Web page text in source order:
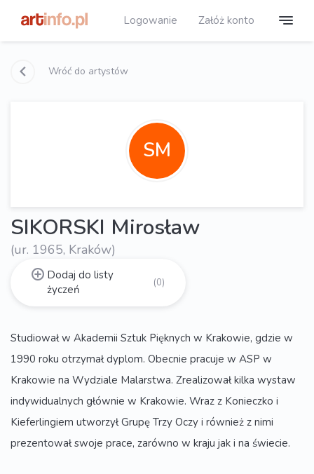
Logowanie Załóż konto
Wróć do artystów
SM
SIKORSKI Mirosław
(ur. 1965, Kraków)
Dodaj do listy
życzeń
(0)
Studiował w Akademii Sztuk Pięknych w Krakowie, gdzie w
1990 roku otrzymał dyplom. Obecnie pracuje w ASP w
Krakowie na Wydziale Malarstwa. Zrealizował kilka wystaw
indywidualnych głównie w Krakowie. Wraz z Konieczko i
Kieferlingiem utworzył Grupę Trzy Oczy i również z nimi
prezentował swoje prace, zarówno w kraju jak i na świecie.